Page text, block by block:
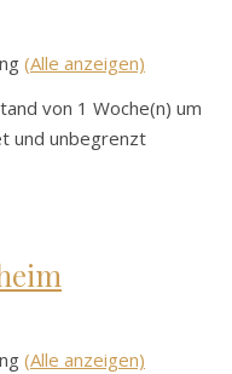
(Alle anzeigen)
von 1 Woche(n) um
und unbegrenzt
(Alle anzeigen)